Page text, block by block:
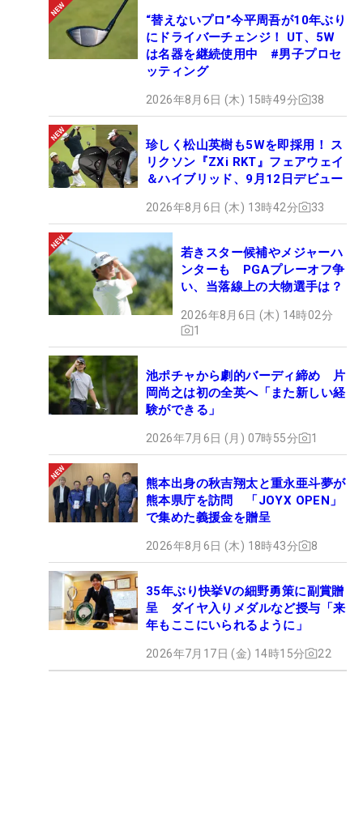
“替えないプロ”今平周吾が10年ぶり
にドライバーチェンジ！ UT、5W
は名器を継続使用中 #男子プロセ
ッティング
2026年8月6日 (木) 15時49分 38
珍しく松山英樹も5Wを即採用！ ス
リクソン『ZXi RKT』フェアウェイ
＆ハイブリッド、9月12日デビュー
2026年8月6日 (木) 13時42分 33
若きスター候補やメジャーハ
ンターも PGAプレーオフ争
い、当落線上の大物選手は？
2026年8月6日 (木) 14時02分
1
池ポチャから劇的バーディ締め 片
岡尚之は初の全英へ「また新しい経
験ができる」
2026年7月6日 (月) 07時55分 1
熊本出身の秋吉翔太と重永亜斗夢が
熊本県庁を訪問 「JOYX OPEN」
で集めた義援金を贈呈
2026年8月6日 (木) 18時43分 8
35年ぶり快挙Vの細野勇策に副賞贈
呈 ダイヤ入りメダルなど授与「来
年もここにいられるように」
2026年7月17日 (金) 14時15分 22